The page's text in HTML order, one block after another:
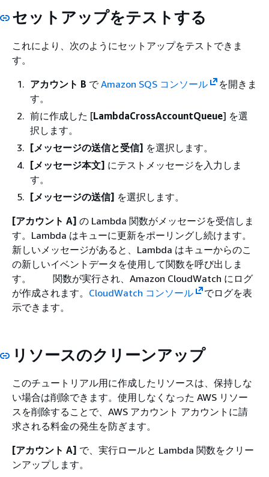
セットアップをテストする
これにより、次のようにセットアップをテストできま
す。
アカウント B でAmazon SQS コンソール
を開きま
す。
前に作成した [LambdaCrossAccountQueue] を選
択します。
[メッセージの送信と受信] を選択します。
[メッセージ本文] にテストメッセージを入力しま
す。
[メッセージの送信] を選択します。
[アカウント A] の Lambda 関数がメッセージを受信しま
す。Lambda はキューに更新をポーリングし続けます。
新しいメッセージがあると、Lambda はキューからのこ
の新しいイベントデータを使用して関数を呼び出しま
す。 関数が実行され、Amazon CloudWatch にログ
が作成されます。 CloudWatch コンソール
でログを表
示できます。
リソースのクリーンアップ
このチュートリアル用に作成したリソースは、保持しな
い場合は削除できます。使用しなくなった AWS リソー
スを削除することで、AWS アカウント アカウントに請
求される料金の発生を防ぎます。
[アカウント A] で、実行ロールと Lambda 関数をクリー
ンアップします。